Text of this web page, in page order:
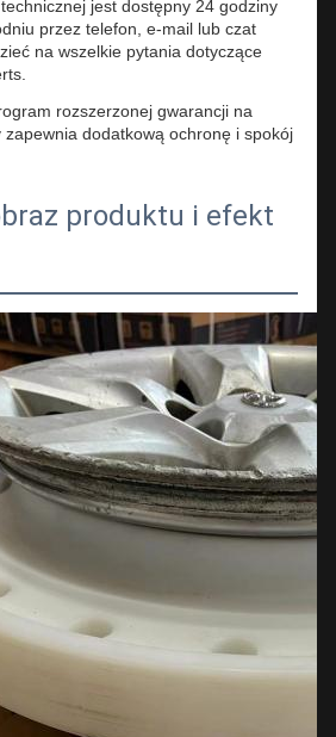
jest dostępny 24 godziny
przez telefon, e-mail lub czat
na wszelkie pytania dotyczące
rozszerzonej gwarancji na
zapewnia dodatkową ochronę i spokój
produktu i efekt